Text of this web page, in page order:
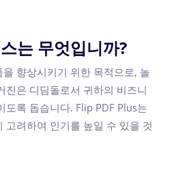
는 무엇입니까?
향상시키기 위한 목적으로, 놀
진은 디딤돌로서 귀하의 비즈니
도록 돕습니다. Flip PDF Plus는
고려하여 인기를 높일 수 있을 것